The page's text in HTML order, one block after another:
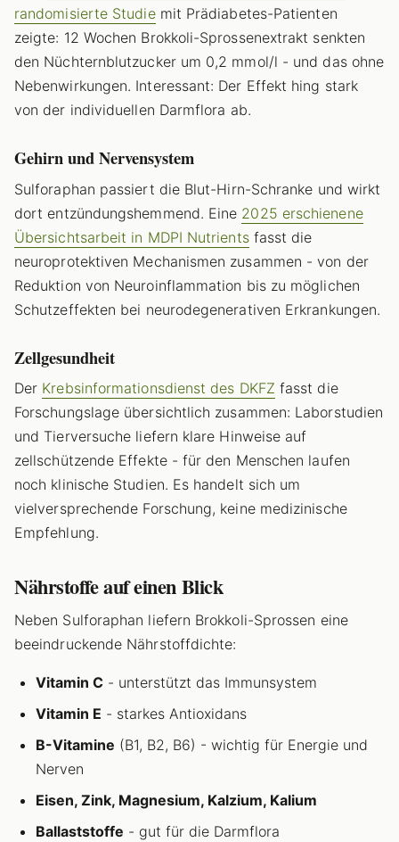
randomisierte Studiemit Prädiabetes-Patienten
zeigte: 12 Wochen Brokkoli-Sprossenextrakt senkten
den Nüchternblutzucker um 0,2 mmol/l - und das ohne
Nebenwirkungen. Interessant: Der Effekt hing stark
von der individuellen Darmflora ab.
Gehirn und Nervensystem
Sulforaphan passiert die Blut-Hirn-Schranke und wirkt
dort entzündungshemmend. Eine 2025 erschienene
Übersichtsarbeit in MDPI Nutrientsfasst die
neuroprotektiven Mechanismen zusammen - von der
Reduktion von Neuroinflammation bis zu möglichen
Schutzeffekten bei neurodegenerativen Erkrankungen.
Zellgesundheit
Der Krebsinformationsdienst des DKFZ fasst die
Forschungslage übersichtlich zusammen: Laborstudien
und Tierversuche liefern klare Hinweise auf
zellschützende Effekte - für den Menschen laufen
noch klinische Studien. Es handelt sich um
vielversprechende Forschung, keine medizinische
Empfehlung.
Nährstoffe auf einen Blick
Neben Sulforaphan liefern Brokkoli-Sprossen eine
beeindruckende Nährstoffdichte:
Vitamin C - unterstützt das Immunsystem
Vitamin E - starkes Antioxidans
B-Vitamine (B1, B2, B6) - wichtig für Energie und
Nerven
Eisen, Zink, Magnesium, Kalzium, Kalium
Ballaststoffe - gut für die Darmflora